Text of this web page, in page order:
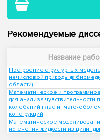
Рекомендуемые
Название
Построение структурных
нечисловой природы (в
области)
Математическое и
для анализа чувствительности
колебаний пластинчато-
конструкций
Математическое
истечения жидкости из